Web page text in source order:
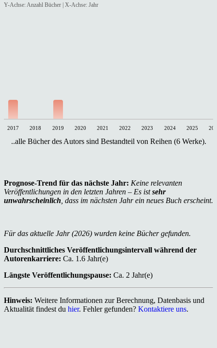
Y-Achse: Anzahl Bücher | X-Achse: Jahr
2017 2018 2019 2020 2021 2022 2023 2024 2025
..alle Bücher des Autors sind Bestandteil von Reihen (6 Werke).
Prognose-Trend für das nächste Jahr: Keine relevanten
Veröffentlichungen in den letzten Jahren – Es istsehr
unwahrscheinlich, dass im nächsten Jahr ein neues Buch erscheint.
Für das aktuelle Jahr (2026) wurden keine Bücher gefunden.
Durchschnittliches Veröffentlichungsintervall während der
Autorenkarriere: Ca. 1.6 Jahr(e)
Längste Veröffentlichungspause: Ca. 2 Jahr(e)
Hinweis: Weitere Informationen zur Berechnung, Datenbasis und
Aktualität findest du hier. Fehler gefunden? Kontaktiere uns.